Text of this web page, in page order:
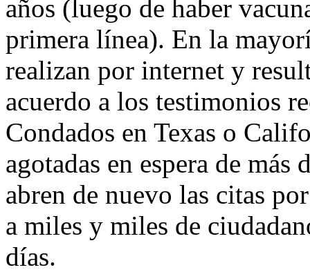
años (luego de haber
primera línea). En la
realizan por internet y
acuerdo a los testimonios
Condados en Texas o
agotadas en espera de más
abren de nuevo las citas
a miles y miles de
días.